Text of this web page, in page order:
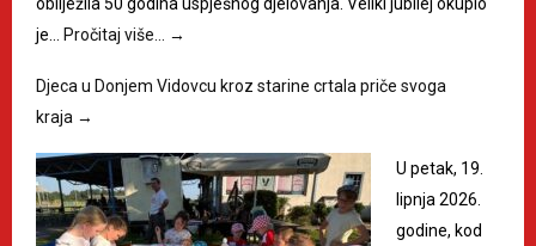
je… Pročitaj više… →
Djeca u Donjem Vidovcu kroz starine crtala priče svoga
kraja →
U petak, 19.
lipnja 2026.
godine, kod